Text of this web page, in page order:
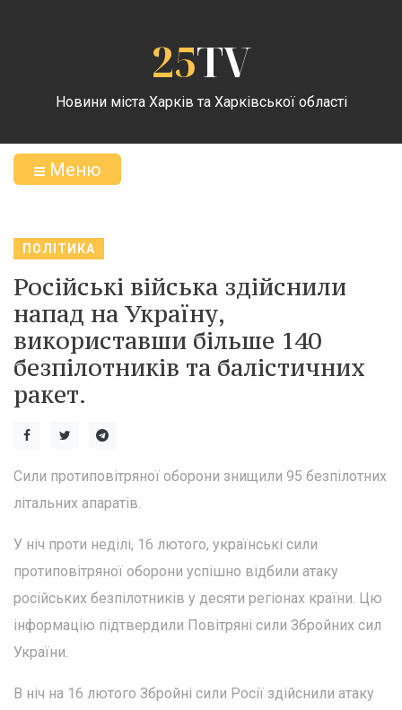
25TV
Новини міста Харків та Харківської області
Меню
ПОЛІТИКА
Російські війська здійснили
напад на Україну,
використавши більше 140
безпілотників та балістичних
ракет.
Сили протиповітряної оборони знищили 95 безпілотних
літальних апаратів.
У ніч проти неділі, 16 лютого, українські сили
протиповітряної оборони успішно відбили атаку
російських безпілотників у десяти регіонах країни. Цю
інформацію підтвердили Повітряні сили Збройних сил
України.
В ніч на 16 лютого Збройні сили Росії здійснили атаку